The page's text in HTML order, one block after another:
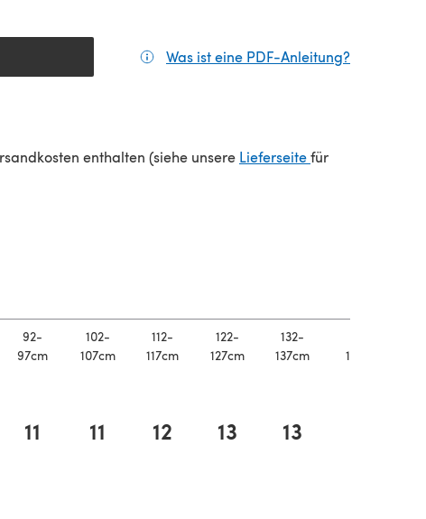
Was ist eine PDF-Anleitung?
enthalten (siehe unsere Lieferseite(öffnet sich in
für
92-
97cm
102-
107cm
112-
117cm
122-
127cm
132-
137cm
147cm
11 11 12 13 13